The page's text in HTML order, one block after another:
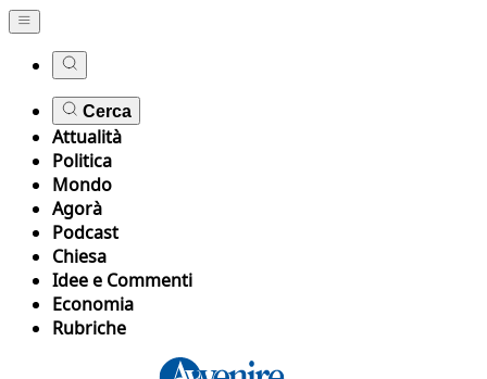
Cerca
Attualità
Politica
Mondo
Agorà
Podcast
Chiesa
Idee e Commenti
Economia
Rubriche